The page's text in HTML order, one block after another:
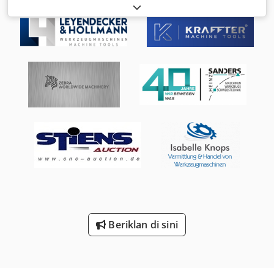
Panjang sekrup [L/D] 25 Kecepatan putar sekrup [min-1]
20-200 min-1 Cedpfxjhx Elfo Aqgorf Tekanan aksial sekrup
[bar] 300 beban berkelanjutan 350 maksimum Penggerak
Penggerak arus tiga fase dengan pengubah frekuensi Daya
aksial terintegrasi Berat [kg] sekitar 160 Dimensi [P x L x T]
[mm] sekitar 1050 x 600 x 1590 *) Nilai koneksi listrik 3 / N /
PE Tegangan suplai [V] 400 pada 50 Hz Tegangan kontrol
[V] 230 Pengaturan suhu dengan pita pemanas resistansi
listrik dalam konstruksi mika. Suhu pemrosesan maks. [°C]
300 Lemari kontrol dan panel kontrol Instalasi listrik
ekstruder terletak di dasar mesin. Dasar tersebut berisi
semua perangkat sakelar, kontrol, dan indikator yang
diperlukan. Zona penarikan didinginkan dengan air,
Beriklan di sini